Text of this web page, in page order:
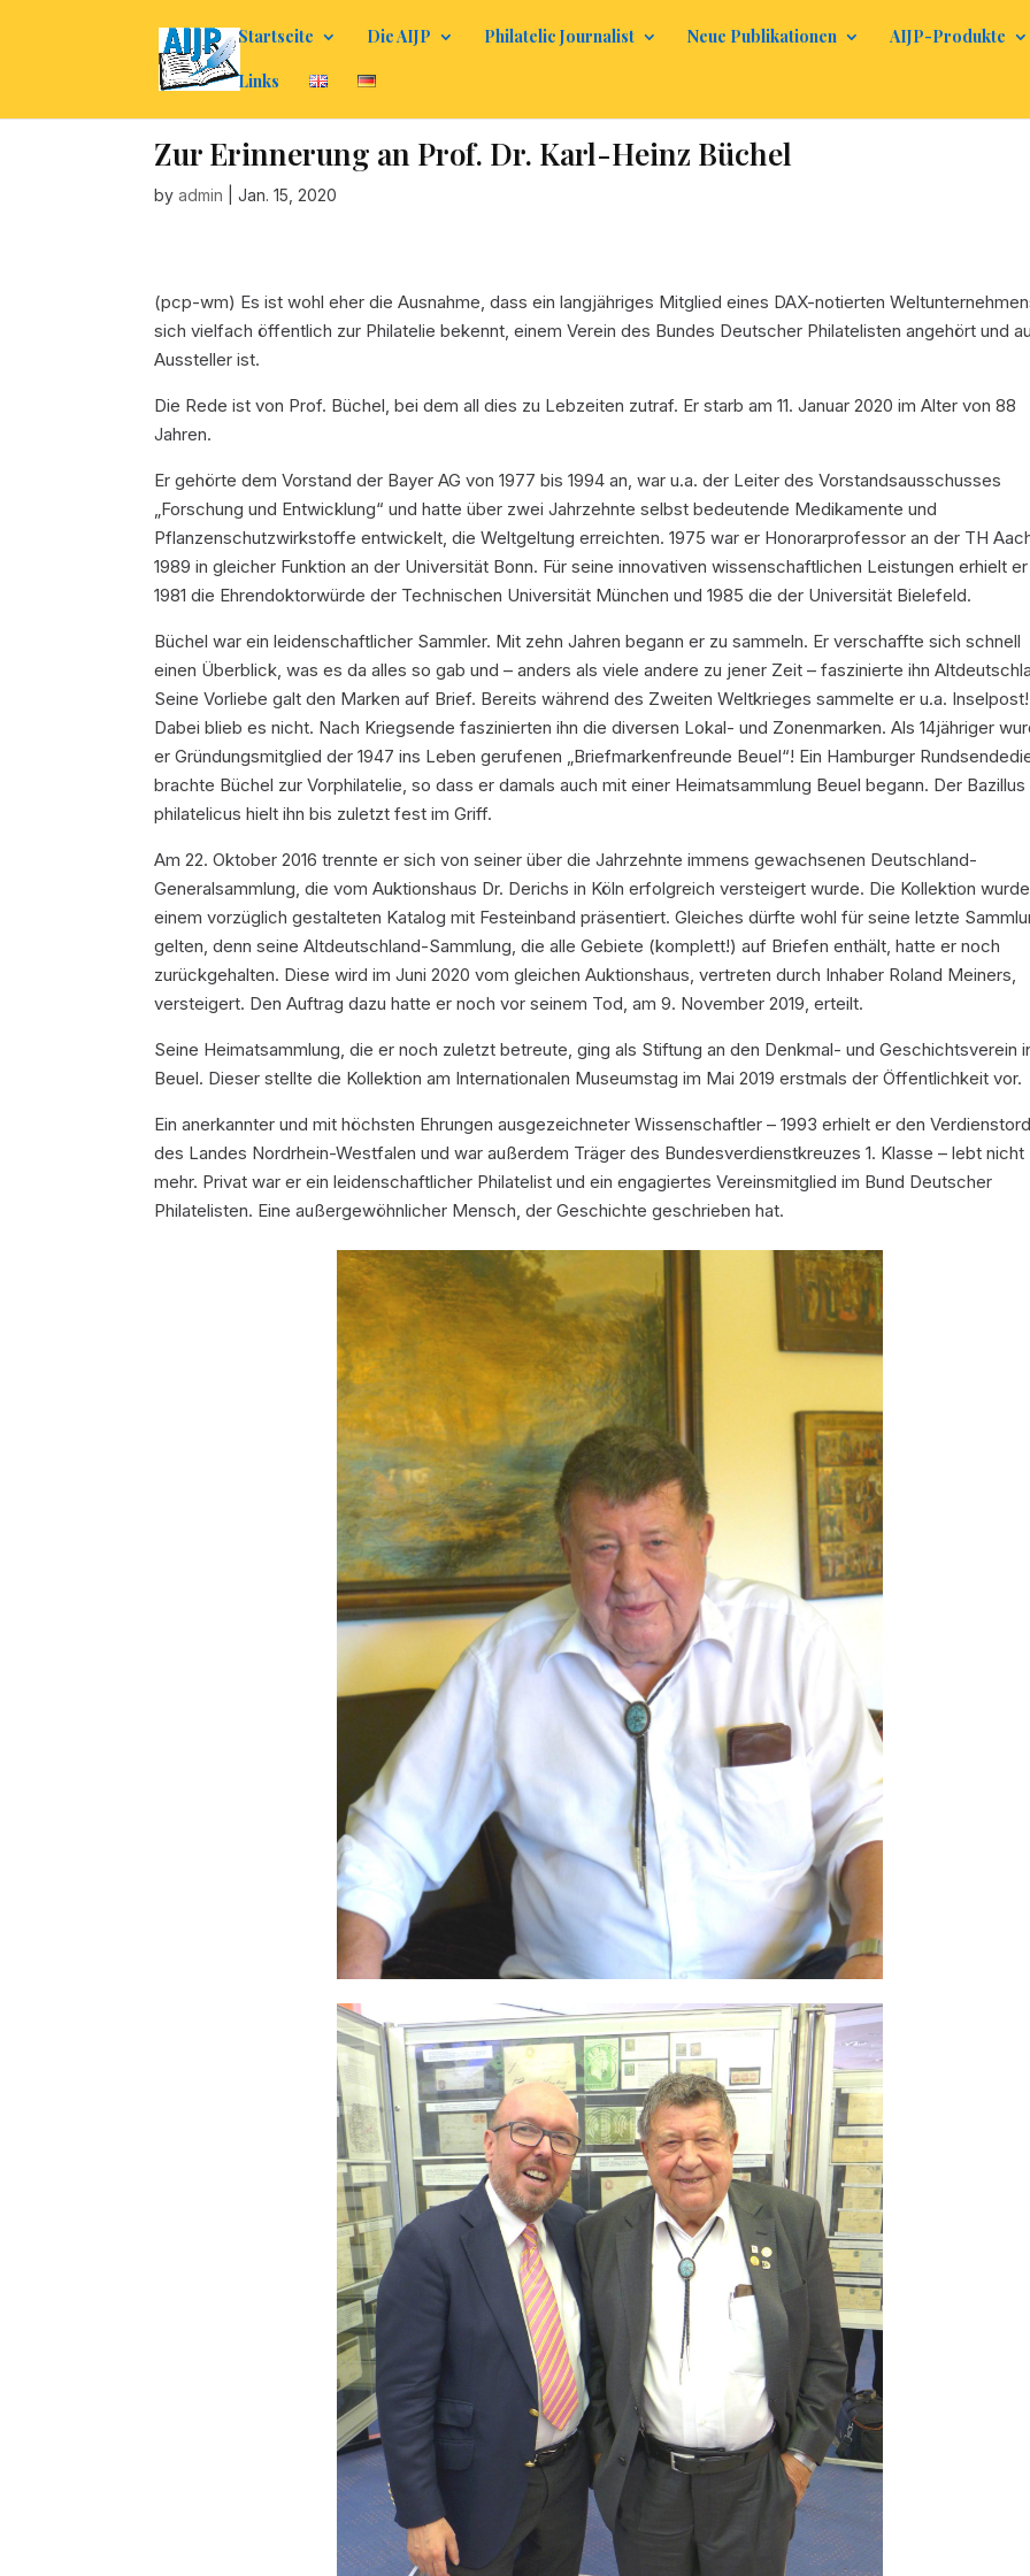
Startseite Die AIJP Philatelic Journalist Neue Publikationen AIJP-Produkte
Links
Zur Erinnerung an Prof. Dr. Karl-Heinz Büchel
byadmin |Jan. 15, 2020
(pcp-wm) Es ist wohl eher die Ausnahme, dass ein langjähriges Mitglied eines DAX-notierten
sich vielfach öffentlich zur Philatelie bekennt, einem Verein des Bundes Deutscher Philatelisten angehört und
Aussteller ist.
Die Rede ist von Prof. Büchel, bei dem all dies zu Lebzeiten zutraf. Er starb am 11. Januar 2020 im Alter von 88
Jahren.
Er gehörte dem Vorstand der Bayer AG von 1977 bis 1994 an, war u.a. der Leiter des Vorstandsausschusses
„Forschung und Entwicklung“ und hatte über zwei Jahrzehnte selbst bedeutende Medikamente und
Pflanzenschutzwirkstoffe entwickelt, die Weltgeltung erreichten. 1975 war er Honorarprofessor an der TH
1989 in gleicher Funktion an der Universität Bonn. Für seine innovativen wissenschaftlichen Leistungen erhielt er
1981 die Ehrendoktorwürde der Technischen Universität München und 1985 die der Universität Bielefeld.
Büchel war ein leidenschaftlicher Sammler. Mit zehn Jahren begann er zu sammeln. Er verschaffte sich schnell
einen Überblick, was es da alles so gab und – anders als viele andere zu jener Zeit – faszinierte ihn
Seine Vorliebe galt den Marken auf Brief. Bereits während des Zweiten Weltkrieges sammelte er u.a. Inselpost!
Dabei blieb es nicht. Nach Kriegsende faszinierten ihn die diversen Lokal- und Zonenmarken. Als 14jähriger
er Gründungsmitglied der 1947 ins Leben gerufenen „Briefmarkenfreunde Beuel“! Ein Hamburger
brachte Büchel zur Vorphilatelie, so dass er damals auch mit einer Heimatsammlung Beuel begann. Der Bazillus
philatelicus hielt ihn bis zuletzt fest im Griff.
Am 22. Oktober 2016 trennte er sich von seiner über die Jahrzehnte immens gewachsenen Deutschland-
Generalsammlung, die vom Auktionshaus Dr. Derichs in Köln erfolgreich versteigert wurde. Die Kollektion
einem vorzüglich gestalteten Katalog mit Festeinband präsentiert. Gleiches dürfte wohl für seine letzte
gelten, denn seine Altdeutschland-Sammlung, die alle Gebiete (komplett!) auf Briefen enthält, hatte er noch
zurückgehalten. Diese wird im Juni 2020 vom gleichen Auktionshaus, vertreten durch Inhaber Roland Meiners,
versteigert. Den Auftrag dazu hatte er noch vor seinem Tod, am 9. November 2019, erteilt.
Seine Heimatsammlung, die er noch zuletzt betreute, ging als Stiftung an den Denkmal- und Geschichtsverein
Beuel. Dieser stellte die Kollektion am Internationalen Museumstag im Mai 2019 erstmals der Öffentlichkeit vor.
Ein anerkannter und mit höchsten Ehrungen ausgezeichneter Wissenschaftler – 1993 erhielt er den
des Landes Nordrhein-Westfalen und war außerdem Träger des Bundesverdienstkreuzes 1. Klasse – lebt nicht
mehr. Privat war er ein leidenschaftlicher Philatelist und ein engagiertes Vereinsmitglied im Bund Deutscher
Philatelisten. Eine außergewöhnlicher Mensch, der Geschichte geschrieben hat.